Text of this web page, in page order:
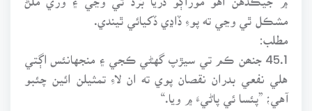
مشڪل ٿي وڃي ته پوءِ ڏاڍي ڏکيائي ٿيندي.
مطلب:
45.1 جنھن ڪم تي سيڙپ گهڻي ڪجي ۽ منجهانئس اڳتي
هلي نفعي بدران نقصان پوي ته ان لاءِ تمثيلن ائين چئبو
آهي؛ ”پئسا ئي پاڻيءَ ۾ ويا.“